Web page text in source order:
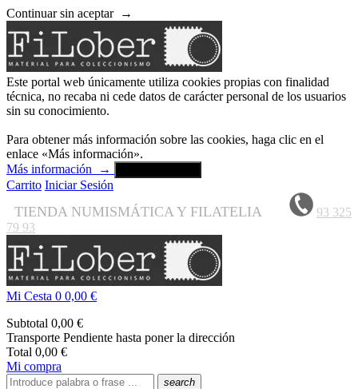
Continuar sin aceptar →
Este portal web únicamente utiliza cookies propias con finalidad
técnica, no recaba ni cede datos de carácter personal de los usuarios
sin su conocimiento.
Para obtener más información sobre las cookies, haga clic en el
enlace «Más información».
Más información
→
Carrito Iniciar Sesión
TIENDA NUMISMÁTICA Y FILATELIA
93 325
79 93
Mi Cesta 0 0,00 €
Subtotal 0,00 €
Transporte Pendiente hasta poner la dirección
Total 0,00 €
Mi compra
search